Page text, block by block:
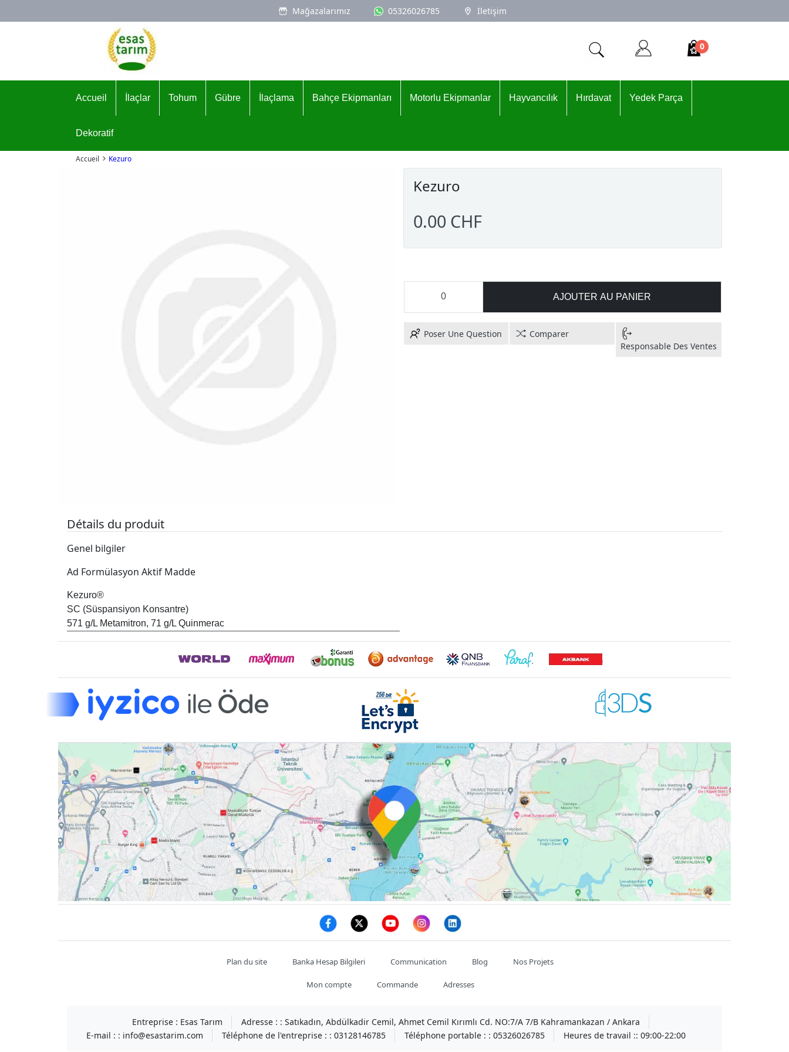
Mağazalarımız 05326026785 İletişim
Logo
0
Accueil İlaçlar Tohum Gübre İlaçlama Bahçe Ekipmanları Motorlu Ekipmanlar Hayvancılık Hırdavat Yedek Parça
Dekoratif
Accueil Kezuro
Kezuro
0.00 CHF
AJOUTER AU PANIER
Poser Une Question
Comparer
Responsable Des Ventes
Détails du produit
Genel bilgiler
Ad Formülasyon Aktif Madde
Kezuro®
SC (Süspansiyon Konsantre)
571 g/L Metamitron, 71 g/L Quinmerac
Facebook
twitter
youtube
instagram
linkedin
Plan du site Banka Hesap Bilgileri Communication Blog Nos Projets
Mon compte Commande Adresses
Entreprise : Esas Tarım Adresse : : Satıkadın, Abdülkadir Cemil, Ahmet Cemil Kırımlı Cd. NO:7/A 7/B Kahramankazan / Ankara
E-mail : : info@esastarim.com Téléphone de l'entreprise : : 03128146785 Téléphone portable : : 05326026785 Heures de travail :: 09:00-22:00